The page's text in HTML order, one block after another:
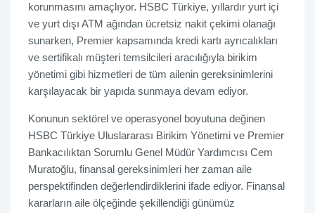
korunmasını amaçlıyor. HSBC Türkiye, yıllardır yurt içi
ve yurt dışı ATM ağından ücretsiz nakit çekimi olanağı
sunarken, Premier kapsamında kredi kartı ayrıcalıkları
ve sertifikalı müşteri temsilcileri aracılığıyla birikim
yönetimi gibi hizmetleri de tüm ailenin gereksinimlerini
karşılayacak bir yapıda sunmaya devam ediyor.
Konunun sektörel ve operasyonel boyutuna değinen
HSBC Türkiye Uluslararası Birikim Yönetimi ve Premier
Bankacılıktan Sorumlu Genel Müdür Yardımcısı Cem
Muratoğlu, finansal gereksinimleri her zaman aile
perspektifinden değerlendirdiklerini ifade ediyor. Finansal
kararların aile ölçeğinde şekillendiği günümüz